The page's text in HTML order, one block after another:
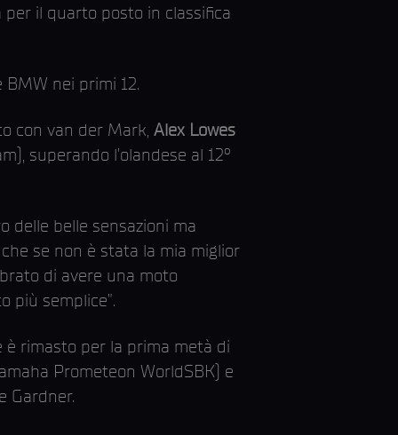
il quarto posto in classifica
nei primi 12.
con van der Mark, Alex Lowes
superando l’olandese al 12°
delle belle sensazioni ma
se non è stata la mia miglior
di avere una moto
più semplice”.
rimasto per la prima metà di
Prometeon WorldSBK) e
Gardner.